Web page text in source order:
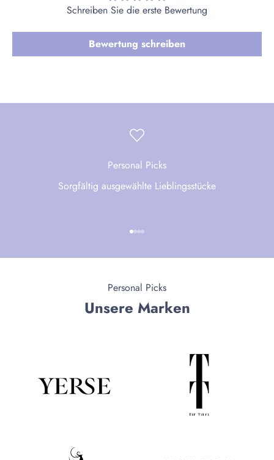
Schreiben Sie die erste Bewertung
Bewertung schreiben
Personal Picks
Sorgfältig ausgewählte Lieblingsstücke
Gehe zu Element 1
Gehe zu Element 2
Gehe zu Element 3
Gehe zu Element 4
Personal Picks
Unsere Marken